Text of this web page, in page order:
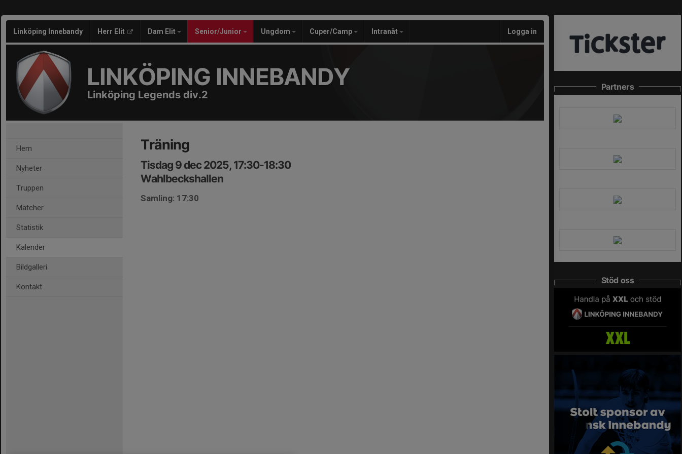
Linköping Innebandy Herr Elit Dam Elit Senior/Junior Ungdom Cuper/Camp Intranät Logga in
LINKÖPING INNEBANDY
Linköping Legends div.2
Hem
Nyheter
Truppen
Matcher
Statistik
Kalender
Bildgalleri
Kontakt
Träning
Tisdag 9 dec 2025, 17:30-18:30
Wahlbeckshallen
Samling: 17:30
Partners
Stöd oss